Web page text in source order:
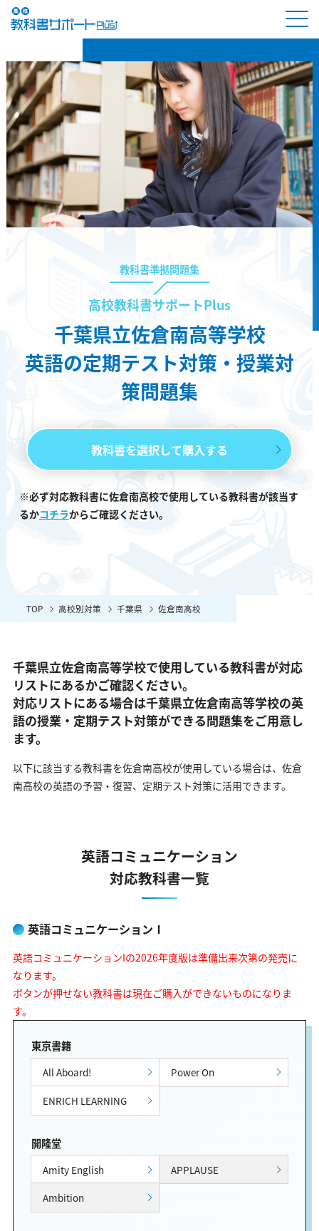
教科書準拠問題集
高校教科書サポートPlus
千葉県立佐倉南高等学校
英語の定期テスト対策・授業対
策問題集
教科書を選択して購入する
※必ず対応教科書に佐倉南高校で使用している教科書が該当す
るかコチラからご確認ください。
TOP 高校別対策 千葉県 佐倉南高校
千葉県立佐倉南高等学校で使用している教科書が対応
リストにあるかご確認ください。
対応リストにある場合は千葉県立佐倉南高等学校の英
語の授業・定期テスト対策ができる問題集をご用意し
ます。
以下に該当する教科書を佐倉南高校が使用している場合は、 佐倉
南高校の英語の予習・復習、定期テスト対策に活用できます。
英語コミュニケーション
対応教科書一覧
英語コミュニケーションⅠ
英語コミュニケーションIの2026年度版は準備出来次第の発売に
なります。
ボタンが押せない教科書は現在ご購入ができないものになりま
す。
東京書籍
All Aboard!
Power On
ENRICH LEARNING
開隆堂
Amity English
APPLAUSE
Ambition